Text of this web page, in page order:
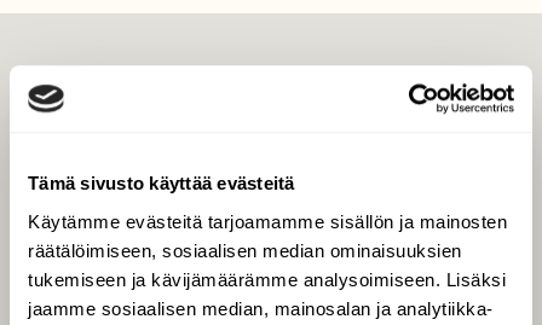
Tämä sivusto käyttää evästeitä
Käytämme evästeitä tarjoamamme sisällön ja mainosten
räätälöimiseen, sosiaalisen median ominaisuuksien
tukemiseen ja kävijämäärämme analysoimiseen. Lisäksi
jaamme sosiaalisen median, mainosalan ja analytiikka-
Tilaa digilukuoikeus
Äänestä parasta juttua
Tilaa uutiskirje